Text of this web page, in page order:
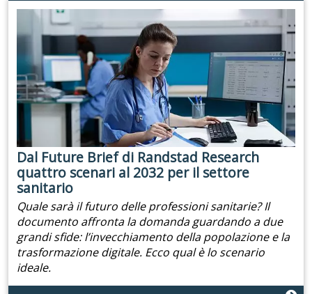
Dal Future Brief di Randstad Research
quattro scenari al 2032 per il settore
sanitario
Quale sarà il futuro delle professioni sanitarie? Il
documento affronta la domanda guardando a due
grandi sfide: l’invecchiamento della popolazione e la
trasformazione digitale. Ecco qual è lo scenario
ideale.